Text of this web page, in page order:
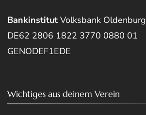
Bankinstitut Volksbank Oldenburg
DE62 2806 1822 3770 0880 01
GENODEF1EDE
Wichtiges aus deinem Verein